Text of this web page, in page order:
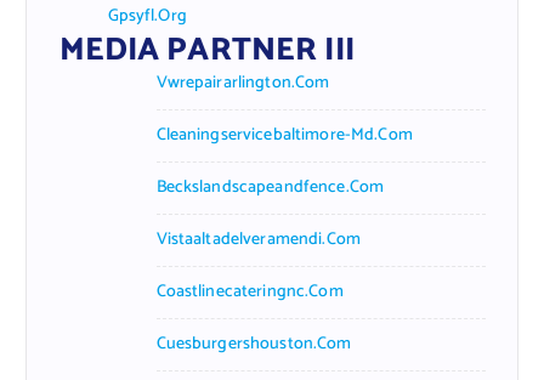
Gpsyfl.org
MEDIA PARTNER III
Vwrepairarlington.com
Cleaningservicebaltimore-Md.com
Beckslandscapeandfence.com
Vistaaltadelveramendi.com
Coastlinecateringnc.com
Cuesburgershouston.com